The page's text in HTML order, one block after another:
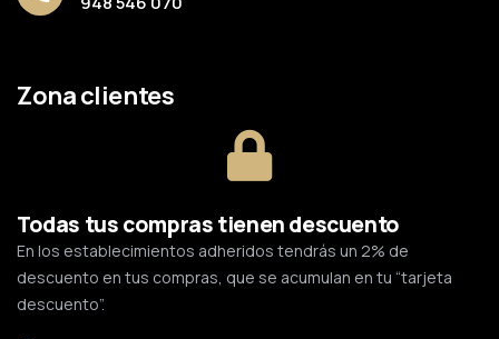
Zona clientes
Todas tus compras tienen descuento
En los establecimientos adheridos tendrás un 2% de
descuento en tus compras, que se acumulan en tu “tarjeta
descuento”.